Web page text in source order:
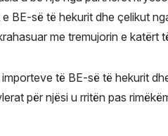
BE-së të hekurit dhe çelikut
me tremujorin e katërt
të BE-së të hekurit
për njësi u rritën pas